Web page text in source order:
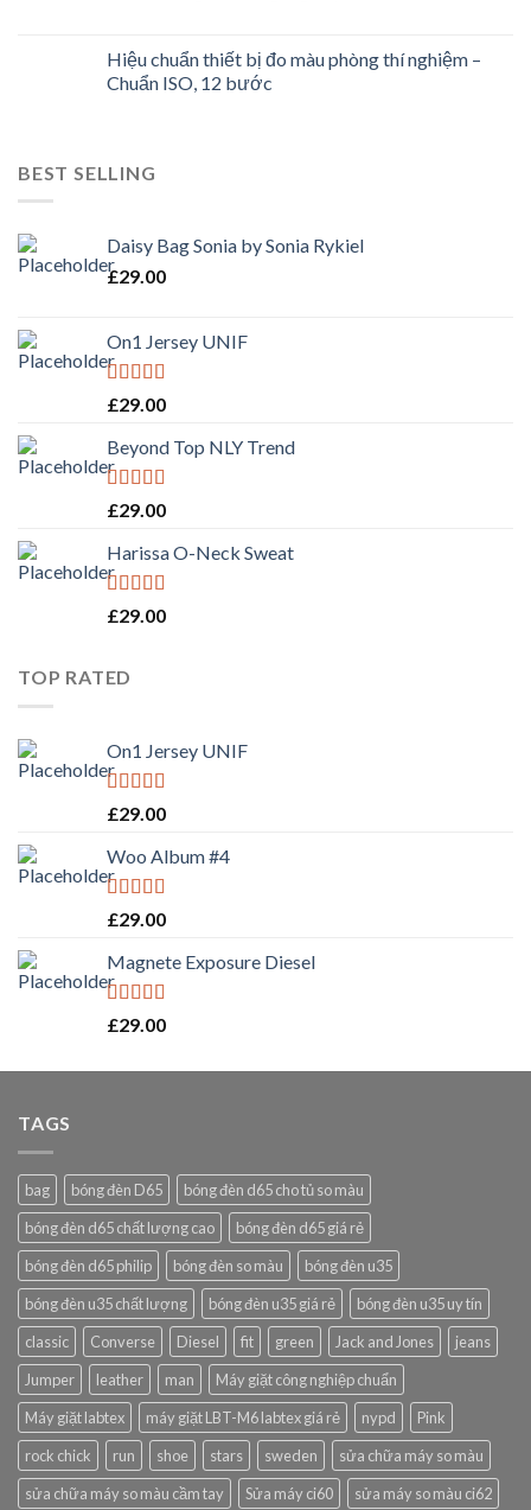
Hiệu chuẩn thiết bị đo màu phòng thí nghiệm –
Chuẩn ISO, 12 bước
BEST SELLING
Daisy Bag Sonia by Sonia Rykiel
£29.00
On1 Jersey UNIF
Rated5.00
£29.00
Beyond Top NLY Trend
Rated
of 5
£29.00
Harissa O-Neck Sweat
Rated4.00
£29.00
TOP RATED
On1 Jersey UNIF
Rated5.00
£29.00
Woo Album #4
Rated5.00
£29.00
Magnete Exposure Diesel
Rated5.00
£29.00
TAGS
bag bóng đèn D65
bóng đèn d65 cho tủ so màu
bóng đèn d65 chất lượng cao
bóng đèn d65 giá rẻ
bóng đèn d65 philip
bóng đèn so màu
bóng đèn u35
bóng đèn u35 chất lượng
bóng đèn u35 giá rẻ
bóng đèn u35 uy tín
classic
Converse Diesel fit green Jack and Jones
jeans
Jumper
leather man
Máy giặt công nghiệp chuẩn
Máy giặt labtex
máy giặt LBT-M6 labtex giá rẻ nypd
Pink
rock chick
run shoe stars sweden
sửa chữa máy so màu
sửa chữa máy so màu cầm tay
Sửa máy ci60 sửa máy so màu ci62